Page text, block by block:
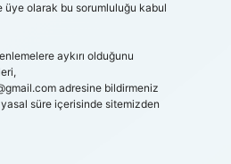
üye olarak bu sorumluluğu kabul
aykırı olduğunu
adresine bildirmeniz
süre içerisinde sitemizden